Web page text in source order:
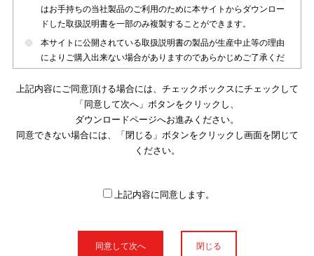
はお手持ちの当社製品のご利用のために本サイトからダウンロー
ドした取扱説明書を一部のみ複製することができます。
本サイトに公開されている取扱説明書の製品が生産中止等の理由
によりご購入出来ない場合がありますのであらかじめご了承くだ
本サイトに公開されている取扱説明書は、製品が発売された時点
のものを掲載しております。従いまして本サイトに掲載されてい
る取扱説明書の記載内容とお客さまがお持ちの製品の仕様がその
後のマイナーチェンジ等で変更になる場合がございます。本サイ
トに公開されている取扱説明書の内容とお手持ちの製品の仕様に
使用上のご注意や安全上のご注意、また測定基準や数値等は取扱
上記内容にご同意頂ける場合には、チェックボックスにチェックして
「同意して次へ」ボタンをクリックし、
ダウンロードページへお進みください。
同意できない場合には、「閉じる」ボタンをクリックし画面を閉じて
ください。
上記内容に同意します。
閉じる